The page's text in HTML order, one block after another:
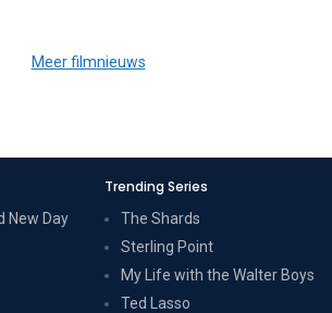
Meer filmnieuws
New Day
Trending Series
The Shards
Sterling Point
My Life with the Walter Boys
Ted Lasso